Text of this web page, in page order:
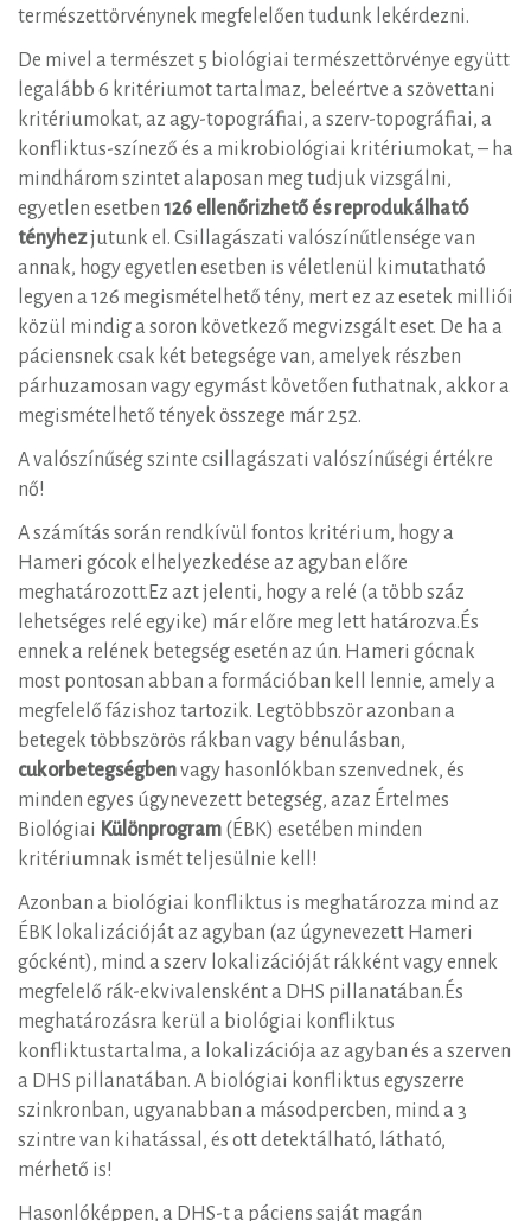
természettörvénynek megfelelően tudunk lekérdezni.
De mivel a természet 5 biológiai természettörvénye együtt
legalább 6 kritériumot tartalmaz, beleértve a szövettani
kritériumokat, az agy-topográfiai, a szerv-topográfiai, a
konfliktus-színező és a mikrobiológiai kritériumokat, – ha
mindhárom szintet alaposan meg tudjuk vizsgálni,
egyetlen esetben 126 ellenőrizhető és reprodukálható
tényhezjutunk el. Csillagászati ​​valószínűtlensége van
annak, hogy egyetlen esetben is véletlenül kimutatható
legyen a 126 megismételhető tény, mert ez az esetek milliói
közül mindig a soron következő megvizsgált eset. De ha a
páciensnek csak két betegsége van, amelyek részben
párhuzamosan vagy egymást követően futhatnak, akkor a
megismételhető tények összege már 252.
A valószínűség szinte csillagászati ​​valószínűségi értékre
nő!
A számítás során rendkívül fontos kritérium, hogy a
Hameri gócok elhelyezkedése az agyban előre
meghatározott.Ez azt jelenti, hogy a relé (a több száz
lehetséges relé egyike) már előre meg lett határozva.És
ennek a relének betegség esetén az ún. Hameri gócnak
most pontosan abban a formációban kell lennie, amely a
megfelelő fázishoz tartozik. Legtöbbször azonban a
betegek többszörös rákban vagy bénulásban,
cukorbetegségbenvagy hasonlókban szenvednek, és
minden egyes úgynevezett betegség, azaz Értelmes
Biológiai Különprogram (ÉBK) esetében minden
kritériumnak ismét teljesülnie kell!
Azonban a biológiai konfliktus is meghatározza mind az
ÉBK lokalizációját az agyban (az úgynevezett Hameri
gócként), mind a szerv lokalizációját rákként vagy ennek
megfelelő rák-ekvivalensként a DHS pillanatában.És
meghatározásra kerül a biológiai konfliktus
konfliktustartalma, a lokalizációja az agyban és a szerven
a DHS pillanatában. A biológiai konfliktus egyszerre
szinkronban, ugyanabban a másodpercben, mind a 3
szintre van kihatással, és ott detektálható, látható,
mérhető is!
Hasonlóképpen, a DHS-t a páciens saját magán